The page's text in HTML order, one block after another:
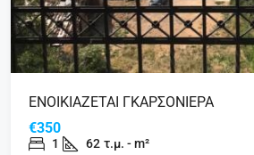
ΕΝΟΙΚΙΑΖΕΤΑΙ ΓΚΑΡΣΟΝΙΕΡΑ
€350
1 62 τ.μ. - m²